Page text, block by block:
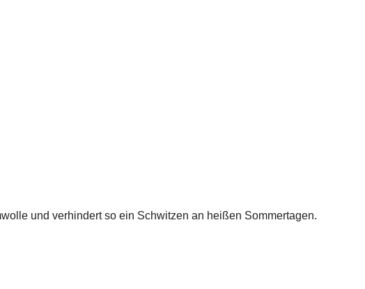
und verhindert so ein Schwitzen an heißen Sommertagen.